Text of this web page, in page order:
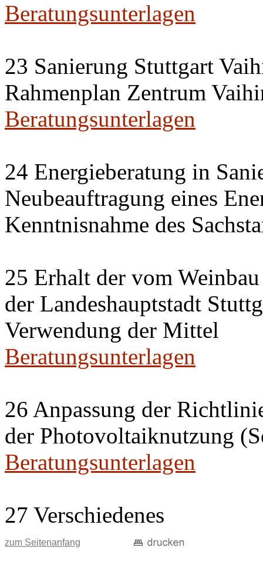
Beratungsunterlagen
23 Sanierung Stuttgart
Rahmenplan Zentrum
Beratungsunterlagen
24 Energieberatung in
Neubeauftragung eines
Kenntnisnahme des
25 Erhalt der vom
der Landeshauptstadt
Verwendung der Mittel
Beratungsunterlagen
26 Anpassung der
der Photovoltaiknutzung
Beratungsunterlagen
27 Verschiedenes
zum Seitenanfang